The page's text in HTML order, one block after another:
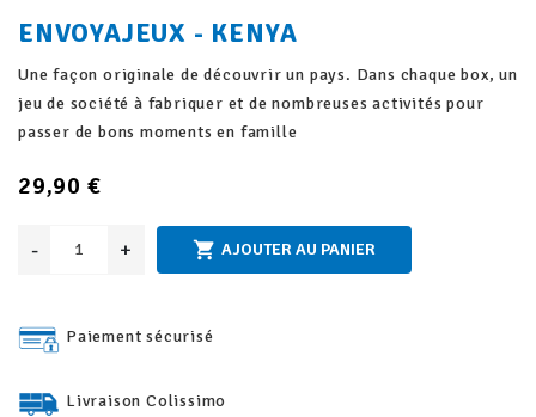
ENVOYAJEUX - KENYA
Une façon originale de découvrir un pays. Dans chaque box, un
jeu de société à fabriquer et de nombreuses activités pour
passer de bons moments en famille
29,90 €
- +  AJOUTER AU PANIER
Paiement sécurisé
Livraison Colissimo